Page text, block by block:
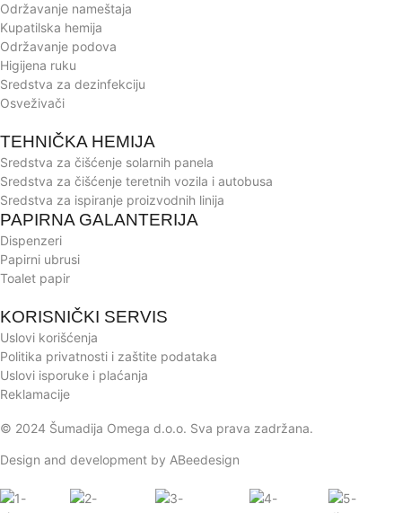
Održavanje nameštaja
Kupatilska hemija
Održavanje podova
Higijena ruku
Sredstva za dezinfekciju
Osveživači
TEHNIČKA HEMIJA
Sredstva za čišćenje solarnih panela
Sredstva za čišćenje teretnih vozila i autobusa
Sredstva za ispiranje proizvodnih linija
PAPIRNA GALANTERIJA
Dispenzeri
Papirni ubrusi
Toalet papir
KORISNIČKI SERVIS
Uslovi korišćenja
Politika privatnosti i zaštite podataka
Uslovi isporuke i plaćanja
Reklamacije
© 2024 Šumadija Omega d.o.o. Sva prava zadržana.
Design and development by ABeedesign